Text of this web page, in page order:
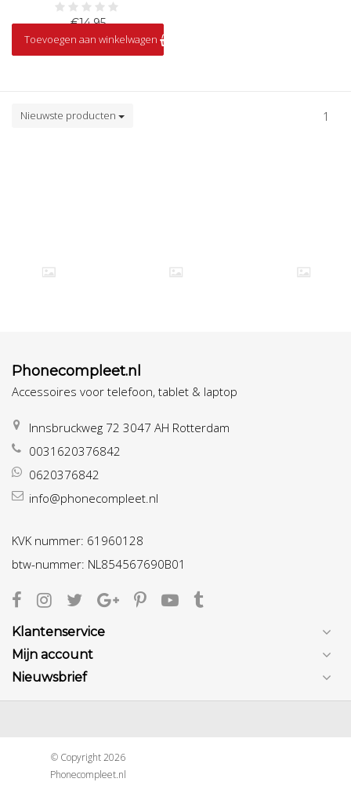
€14,95
Op voorraad
Toevoegen aan winkelwagen
Nieuwste producten 1
Phonecompleet.nl
Accessoires voor telefoon, tablet & laptop
Innsbruckweg 72 3047 AH Rotterdam
0031620376842
0620376842
info@phonecompleet.nl
KVK nummer: 61960128
btw-nummer: NL854567690B01
Klantenservice
Mijn account
Nieuwsbrief
© Copyright 2026
Phonecompleet.nl